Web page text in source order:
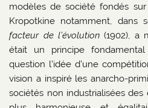
modèles de société fondés sur
Kropotkine notamment, dans
facteur de l’évolution(1902), a
était un principe
question l’idée d’une
vision a inspiré les anarcho-
sociétés non industrialisées